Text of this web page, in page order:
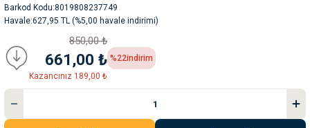
Barkod Kodu 8019808237749
Havale 627,95 TL (%5,00 havale indirimi)
850,00 ₺
661,00 ₺
Kazancınız 189,00 ₺
%22indirim